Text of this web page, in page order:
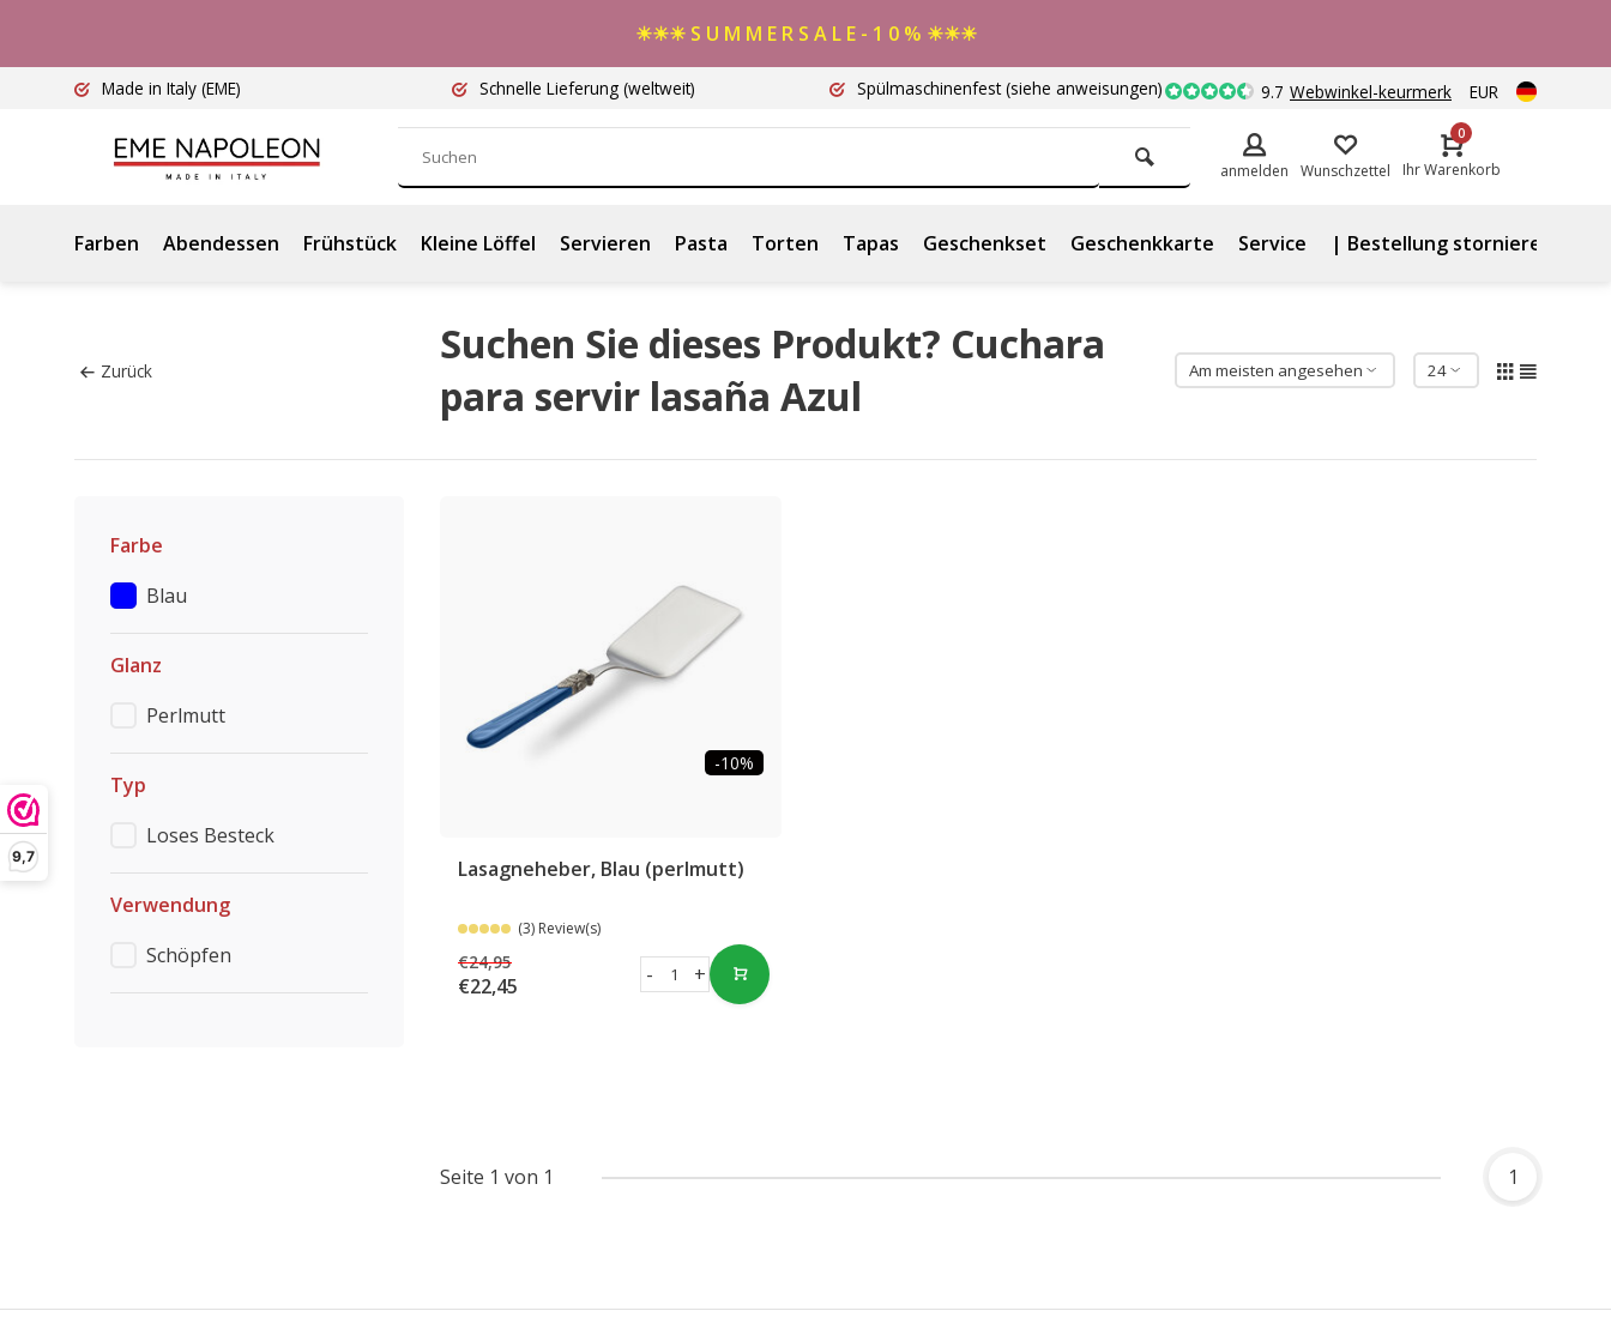
9,7
☀☀☀ S U M M E R S A L E - 1 0 % ☀☀☀
Made in Italy (EME) Schnelle Lieferung (weltweit) Spülmaschinenfest(siehe anweisungen) 9.7 Webwinkel-keurmerk EUR
anmelden Wunschzettel
0
Ihr Warenkorb
Farben Abendessen Frühstück Kleine Löffel Servieren Pasta Torten Tapas Geschenkset Geschenkkarte Service | Bestellung stornieren
Zurück
Suchen Sie dieses Produkt? Cuchara
para servir lasaña Azul
Farbe
Blau
Glanz
Perlmutt
Typ
Loses Besteck
Verwendung
Schöpfen
-10%
Lasagneheber, Blau (perlmutt)
(3) Review(s)
€24,95
€22,45 +
-
Seite 1 von 1 1